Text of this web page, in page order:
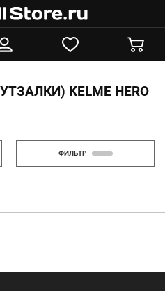
KELME HERO
ФИЛЬТР